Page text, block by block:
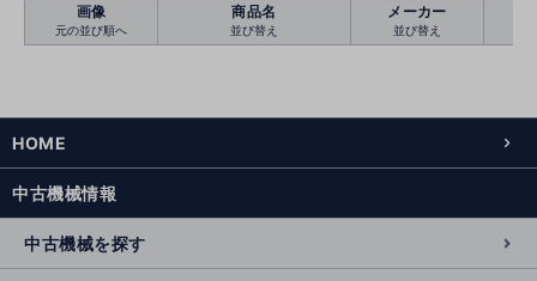
画像
元の並び順へ
商品名
並び替え
メーカー
並び替え
HOME
中古機械情報
中古機械を探す